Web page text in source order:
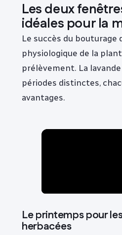
Les deux
idéales pour la
Le succès du bouturage
physiologique de la
prélèvement. La
périodes distinctes,
avantages.
Le printemps pour
herbacées